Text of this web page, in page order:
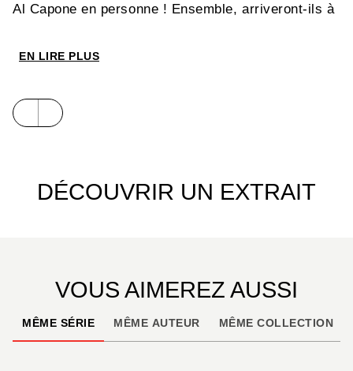
Al Capone en personne ! Ensemble, arriveront-ils à
d’aventure plébiscitée par la critique et le public !
Suivez le parcours de deux enfants ingénieux et
EN LIRE PLUS
DÉCOUVRIR UN EXTRAIT
VOUS AIMEREZ AUSSI
MÊME SÉRIE MÊME AUTEUR MÊME COLLECTION